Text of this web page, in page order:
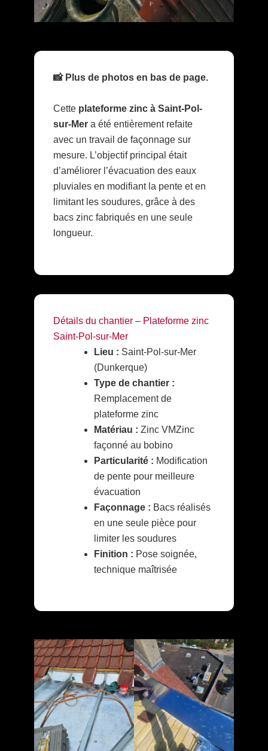
📸 Plus de photos en bas de page.
Cette plateforme zinc à Saint-Pol-
sur-Mera été entièrement refaite
avec un travail de façonnage sur
mesure. L’objectif principal était
d’améliorer l’évacuation des eaux
pluviales en modifiant la pente et en
limitant les soudures, grâce à des
bacs zinc fabriqués en une seule
longueur.
Détails du chantier – Plateforme zinc
Saint-Pol-sur-Mer
Lieu : Saint-Pol-sur-Mer
(Dunkerque)
Type de chantier :
Remplacement de
plateforme zinc
Matériau : Zinc VMZinc
façonné au bobino
Particularité : Modification
de pente pour meilleure
évacuation
Façonnage : Bacs réalisés
en une seule pièce pour
limiter les soudures
Finition : Pose soignée,
technique maîtrisée